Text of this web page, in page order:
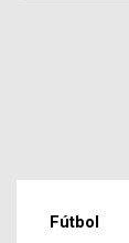
Fútbol